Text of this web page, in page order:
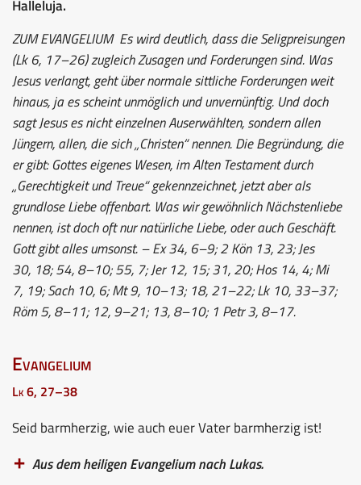
Halleluja.
ZUM EVANGELIUMEs wird deutlich, dass die Seligpreisungen
(Lk 6, 17–26) zugleich Zusagen und Forderungen sind. Was
Jesus verlangt, geht über normale sittliche Forderungen weit
hinaus, ja es scheint unmöglich und unvernünftig. Und doch
sagt Jesus es nicht einzelnen Auserwählten, sondern allen
Jüngern, allen, die sich „Christen“ nennen. Die Begründung, die
er gibt: Gottes eigenes Wesen, im Alten Testament durch
„Gerechtigkeit und Treue“ gekennzeichnet, jetzt aber als
grundlose Liebe offenbart. Was wir gewöhnlich Nächstenliebe
nennen, ist doch oft nur natürliche Liebe, oder auch Geschäft.
Gott gibt alles umsonst. – Ex 34, 6–9; 2 Kön 13, 23; Jes
30, 18; 54, 8–10; 55, 7; Jer 12, 15; 31, 20; Hos 14, 4; Mi
7, 19; Sach 10, 6; Mt 9, 10–13; 18, 21–22; Lk 10, 33–37;
Röm 5, 8–11; 12, 9–21; 13, 8–10; 1 Petr 3, 8–17.
Evangelium
Lk 6, 27–38
Seid barmherzig, wie auch euer Vater barmherzig ist!
Aus dem heiligen Evangelium nach Lukas.